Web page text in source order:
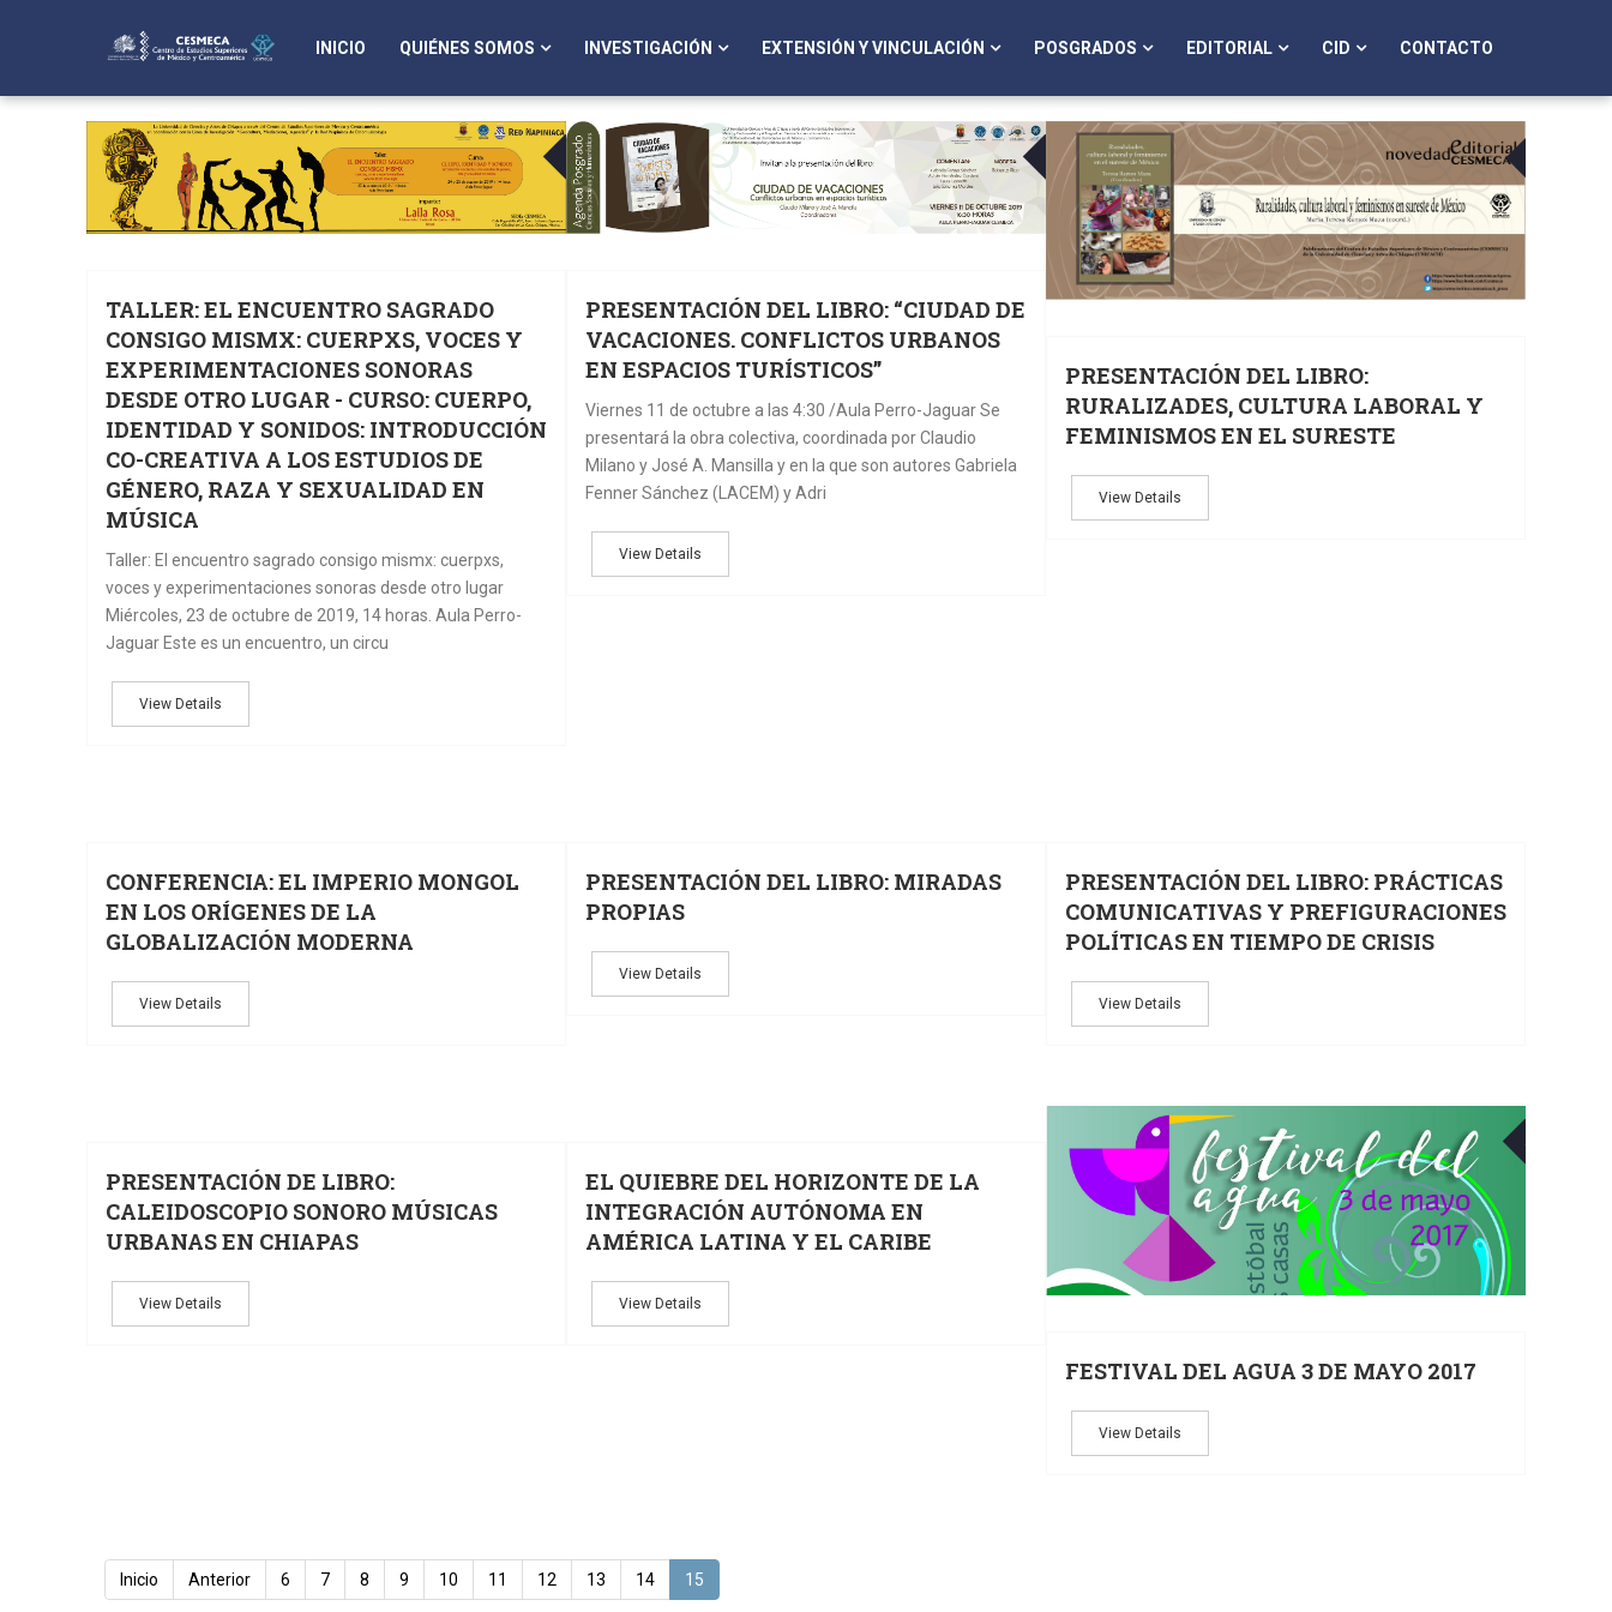
INICIO QUIÉNES SOMOS INVESTIGACIÓN EXTENSIÓN Y VINCULACIÓN POSGRADOS EDITORIAL CID CONTACTO
07
OCT
TALLER: EL ENCUENTRO SAGRADO
CONSIGO MISMX: CUERPXS, VOCES Y
EXPERIMENTACIONES SONORAS
DESDE OTRO LUGAR - CURSO: CUERPO,
IDENTIDAD Y SONIDOS: INTRODUCCIÓN
CO-CREATIVA A LOS ESTUDIOS DE
GÉNERO, RAZA Y SEXUALIDAD EN
MÚSICA
Taller: El encuentro sagrado consigo mismx: cuerpxs,
voces y experimentaciones sonoras desde otro lugar
Miércoles, 23 de octubre de 2019, 14 horas. Aula Perro-
Jaguar Este es un encuentro, un circu
View Details
07
OCT
PRESENTACIÓN DEL LIBRO: “CIUDAD DE
VACACIONES. CONFLICTOS URBANOS
EN ESPACIOS TURÍSTICOS”
Viernes 11 de octubre a las 4:30 /Aula Perro-Jaguar Se
presentará la obra colectiva, coordinada por Claudio
Milano y José A. Mansilla y en la que son autores Gabriela
Fenner Sánchez (LACEM) y Adri
View Details
PRESENTACIÓN DEL LIBRO:
RURALIZADES, CULTURA LABORAL Y
FEMINISMOS EN EL SURESTE
View Details
CONFERENCIA: EL IMPERIO MONGOL
EN LOS ORÍGENES DE LA
GLOBALIZACIÓN MODERNA
View Details
PRESENTACIÓN DEL LIBRO: MIRADAS
PROPIAS
View Details
PRESENTACIÓN DEL LIBRO: PRÁCTICAS
COMUNICATIVAS Y PREFIGURACIONES
POLÍTICAS EN TIEMPO DE CRISIS
View Details
PRESENTACIÓN DE LIBRO:
CALEIDOSCOPIO SONORO MÚSICAS
URBANAS EN CHIAPAS
View Details
MAY
EL QUIEBRE DEL HORIZONTE DE LA
INTEGRACIÓN AUTÓNOMA EN
AMÉRICA LATINA Y EL CARIBE
View Details
FESTIVAL DEL AGUA 3 DE MAYO 2017
View Details
Inicio Anterior 6 7 8 9 10 11 12 13 14 15